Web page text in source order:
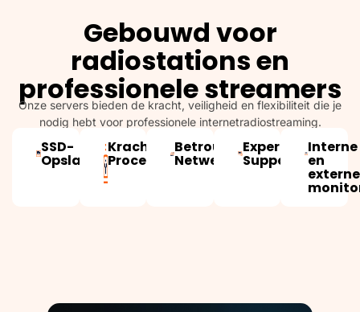
Gebouwd voor
radiostations en
professionele streamers
Onze servers bieden de kracht, veiligheid en flexibiliteit die je
nodig hebt voor professionele internet­radio­streaming.
SSD-
Opslag
Krachtige
Processors
Betrouwbaar
Netwerk
Expert
Support
Interne
en
externe